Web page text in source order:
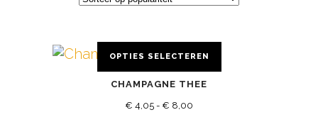
OPTIES SELECTEREN
CHAMPAGNE THEE
€ 4,05 - € 8,00